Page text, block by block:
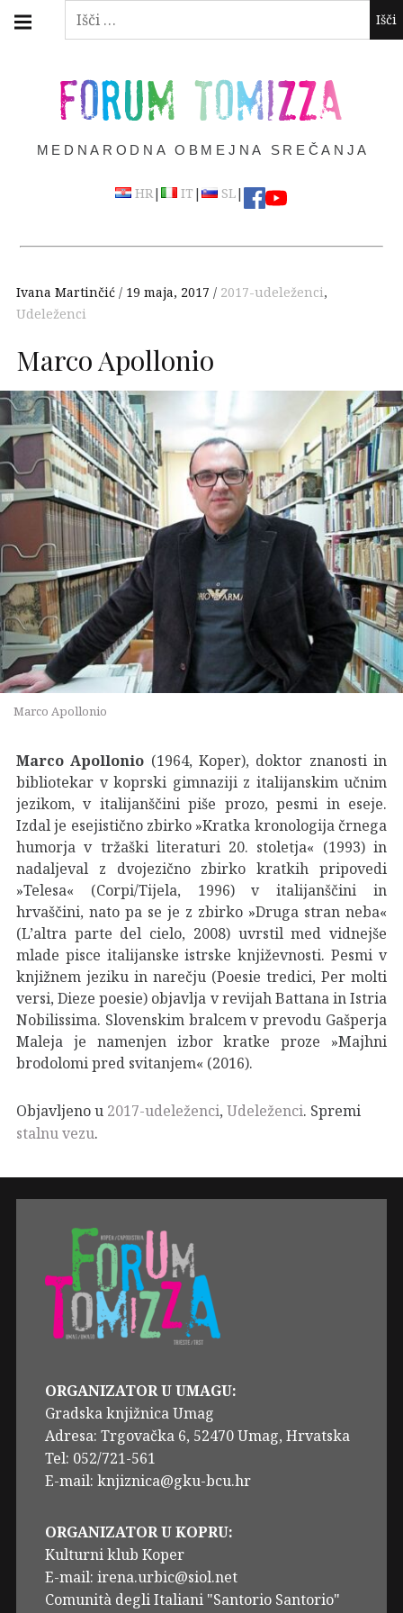
Išči:
Skip
FORUM TOMIZZA
MEDNARODNA OBMEJNA SREČANJA
HR| IT | SL|
navigation
Ivana Martinčić 19 maja, 2017 2017-udeleženci,
Udeleženci
Marco Apollonio
Marco Apollonio
Marco Apollonio (1964, Koper), doktor znanosti in
bibliotekar v koprski gimnaziji z italijanskim učnim
jezikom, v italijanščini piše prozo, pesmi in eseje.
Izdal je esejistično zbirko »Kratka kronologija črnega
humorja v tržaški literaturi 20. stoletja« (1993) in
nadaljeval z dvojezično zbirko kratkih pripovedi
»Telesa« (Corpi/Tijela, 1996) v italijanščini in
hrvaščini, nato pa se je z zbirko »Druga stran neba«
(L’altra parte del cielo, 2008) uvrstil med vidnejše
mlade pisce italijanske istrske književnosti. Pesmi v
knjižnem jeziku in narečju (Poesie tredici, Per molti
versi, Dieze poesie) objavlja v revijah Battana in Istria
Nobilissima. Slovenskim bralcem v prevodu Gašperja
Maleja je namenjen izbor kratke proze »Majhni
brodolomi pred svitanjem« (2016).
Objavljeno u 2017-udeleženci, Udeleženci. Spremi
stalnu vezu.
ORGANIZATOR U UMAGU:
Gradska knjižnica Umag
Adresa: Trgovačka 6, 52470 Umag, Hrvatska
Tel: 052/721-561
E-mail: knjiznica@gku-bcu.hr
ORGANIZATOR U KOPRU:
Kulturni klub Koper
E-mail: irena.urbic@siol.net
Comunità degli Italiani "Santorio Santorio"